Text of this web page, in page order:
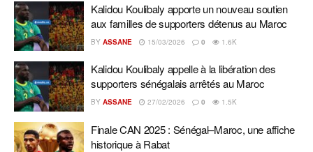
Kalidou Koulibaly apporte un nouveau soutien
aux familles de supporters détenus au Maroc
BY ASSANE 15/03/2026 0 1.6K
Kalidou Koulibaly appelle à la libération des
supporters sénégalais arrêtés au Maroc
BY ASSANE 27/02/2026 0 1.5K
Finale CAN 2025 : Sénégal–Maroc, une affiche
historique à Rabat